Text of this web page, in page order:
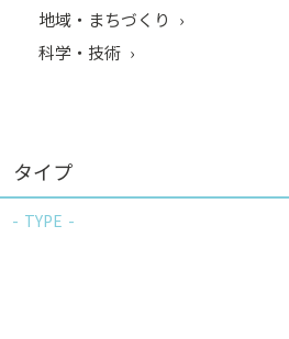
地域・まちづくり
科学・技術
タイプ
TYPE